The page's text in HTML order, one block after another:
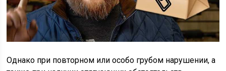
Однако при повторном или особо грубом нарушении, а